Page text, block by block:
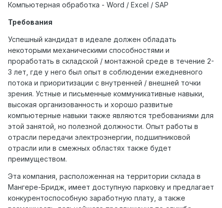
Компьютерная обработка - Word / Excel / SAP
Требования
Успешный кандидат в идеале должен обладать
некоторыми механическими способностями и
проработать в складской / монтажной среде в течение 2-
3 лет, где у него был опыт в соблюдении ежедневного
потока и приоритизации с внутренней / внешней точки
зрения. Устные и письменные коммуникативные навыки,
высокая организованность и хорошо развитые
компьютерные навыки также являются требованиями для
этой занятой, но полезной должности. Опыт работы в
отрасли передачи электроэнергии, подшипниковой
отрасли или в смежных областях также будет
преимуществом.
Эта компания, расположенная на территории склада в
Мангере-Бридж, имеет доступную парковку и предлагает
конкурентоспособную заработную плату, а также